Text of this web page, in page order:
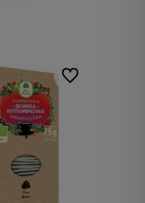
Do ulubionych